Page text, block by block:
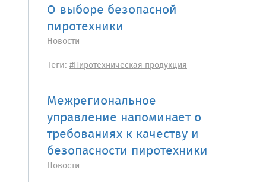
О выборе безопасной
пиротехники
Новости
Теги: #Пиротехническая продукция
Межрегиональное
управление напоминает о
требованиях к качеству и
безопасности пиротехники
Новости